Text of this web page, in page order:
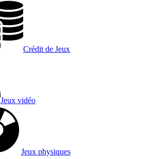
Crédit de Jeux
Jeux vidéo
Jeux physiques